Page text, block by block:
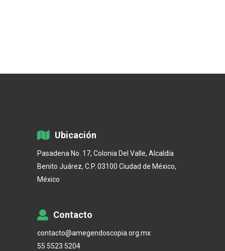
Ubicación
Pasadena No. 17, Colonia Del Valle, Alcaldía
Benito Juárez, C.P. 03100 Ciudad de México,
México
Contacto
contacto@amegendoscopia.org.mx
55 5523 5204